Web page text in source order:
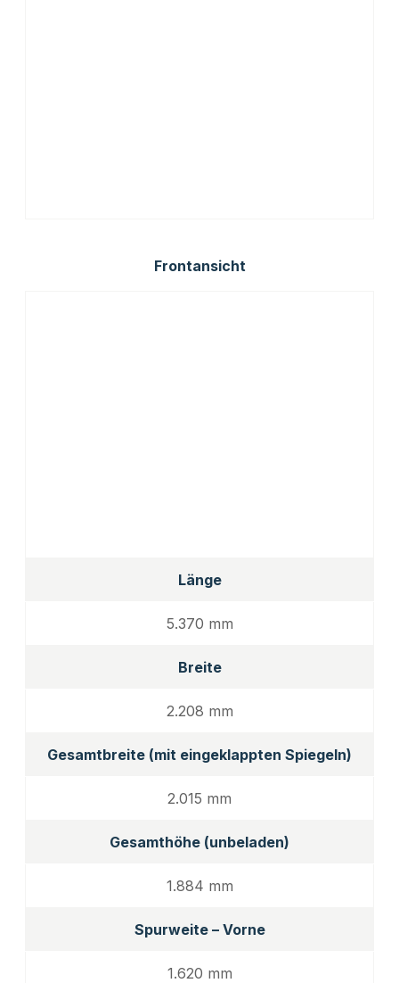
Frontansicht
Länge
5.370 mm
Breite
2.208 mm
Gesamtbreite (mit eingeklappten Spiegeln)
2.015 mm
Gesamthöhe (unbeladen)
1.884 mm
Spurweite – Vorne
1.620 mm